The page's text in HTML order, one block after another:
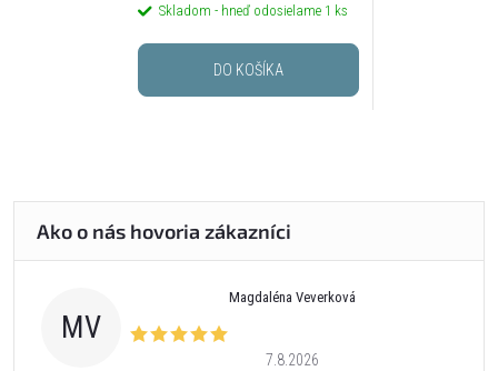
Skladom - hneď odosielame 1 ks
DO KOŠÍKA
MV
Magdaléna Veverková
7.8.2026